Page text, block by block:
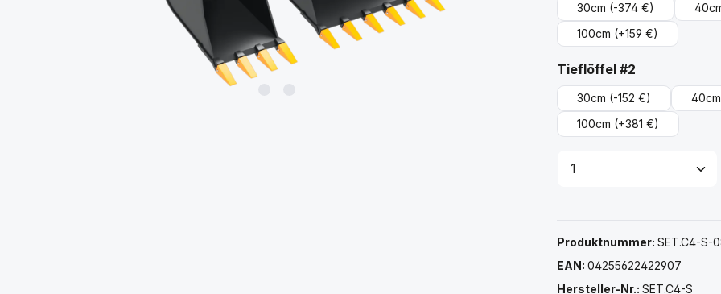
30cm (-374 €)
100cm (+159 €)
Tieflöffel #2
30cm (-152 €) 40cm
100cm (+381 €)
Produkt Anzahl:
Produktnummer: SET.C4-S-
EAN: 04255622422907
Hersteller-Nr.: SET.C4-S